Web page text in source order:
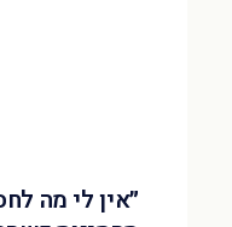
״אין לי מה